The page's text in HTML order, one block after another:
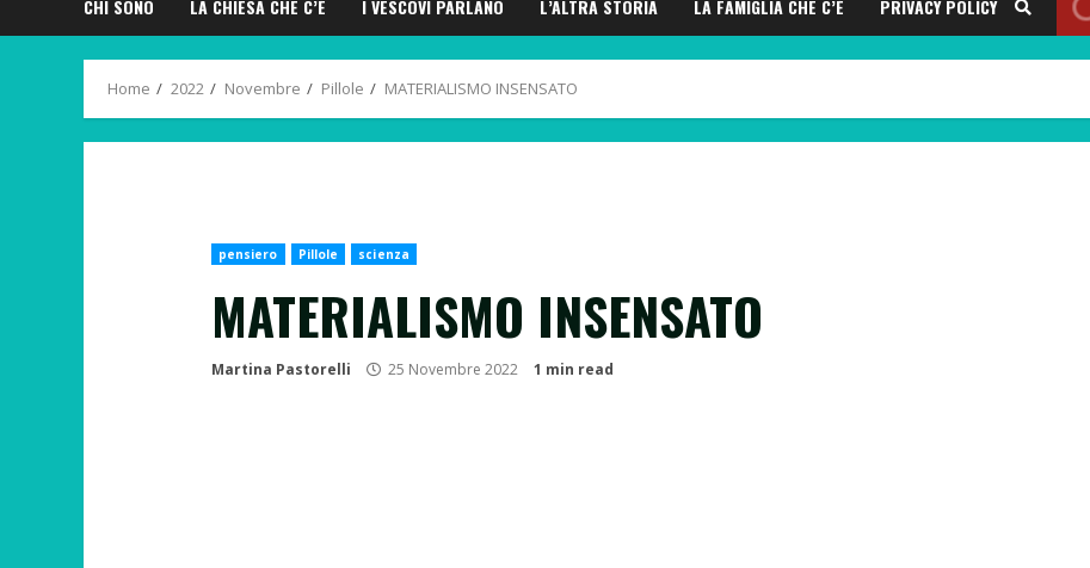
CHI SONO LA CHIESA CHE C’È I VESCOVI PARLANO L’ALTRA STORIA LA FAMIGLIA CHE C’È PRIVACY POLICY
Home 2022 Novembre Pillole MATERIALISMO INSENSATO
pensiero Pillole scienza
MATERIALISMO INSENSATO
Martina Pastorelli 25 Novembre 2022 1 min read